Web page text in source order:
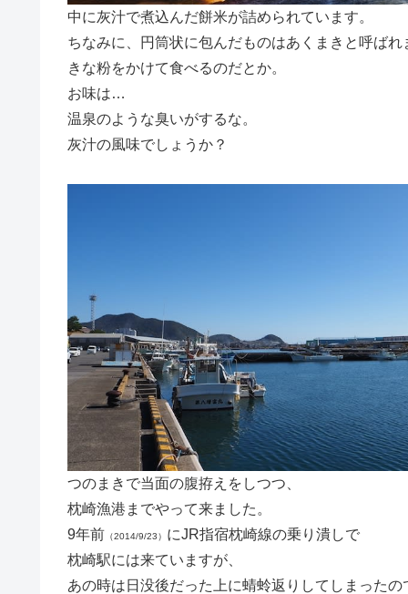
中に灰汁で煮込んだ餅米が詰められています。
ちなみに、円筒状に包んだものはあくまきと呼ばれ
きな粉をかけて食べるのだとか。
お味は…
温泉のような臭いがするな。
灰汁の風味でしょうか？
つのまきで当面の腹拵えをしつつ、
枕崎漁港までやって来ました。
9年前 （2014/9/23） にJR指宿枕崎線の乗り潰しで
枕崎駅には来ていますが、
あの時は日没後だった上に蜻蛉返りしてしまったの